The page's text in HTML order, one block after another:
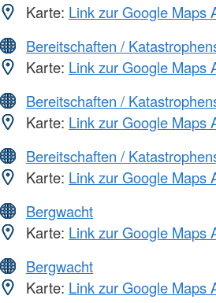
Karte: Link zur Google Maps
Bereitschaften /
Karte: Link zur Google Maps
Bereitschaften /
Karte: Link zur Google Maps
Bereitschaften /
Karte: Link zur Google Maps
Bergwacht
Karte: Link zur Google Maps
Bergwacht
Karte: Link zur Google Maps